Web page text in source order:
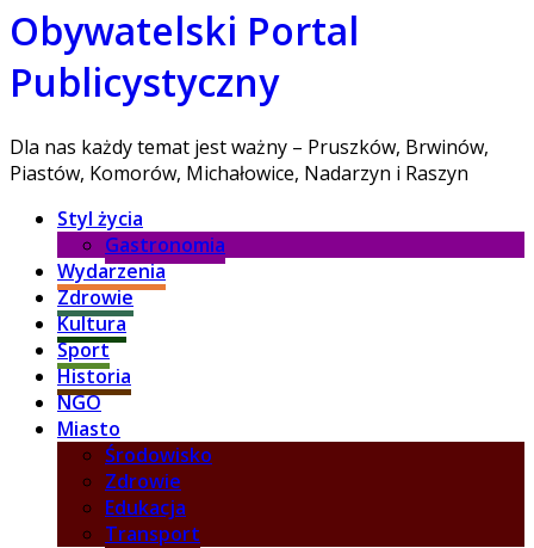
Obywatelski Portal
Publicystyczny
Dla nas każdy temat jest ważny – Pruszków, Brwinów,
Piastów, Komorów, Michałowice, Nadarzyn i Raszyn
Styl życia
Gastronomia
Wydarzenia
Zdrowie
Kultura
Sport
Historia
NGO
Miasto
Środowisko
Zdrowie
Edukacja
Transport